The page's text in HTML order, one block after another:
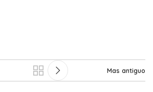
Mas antiguo